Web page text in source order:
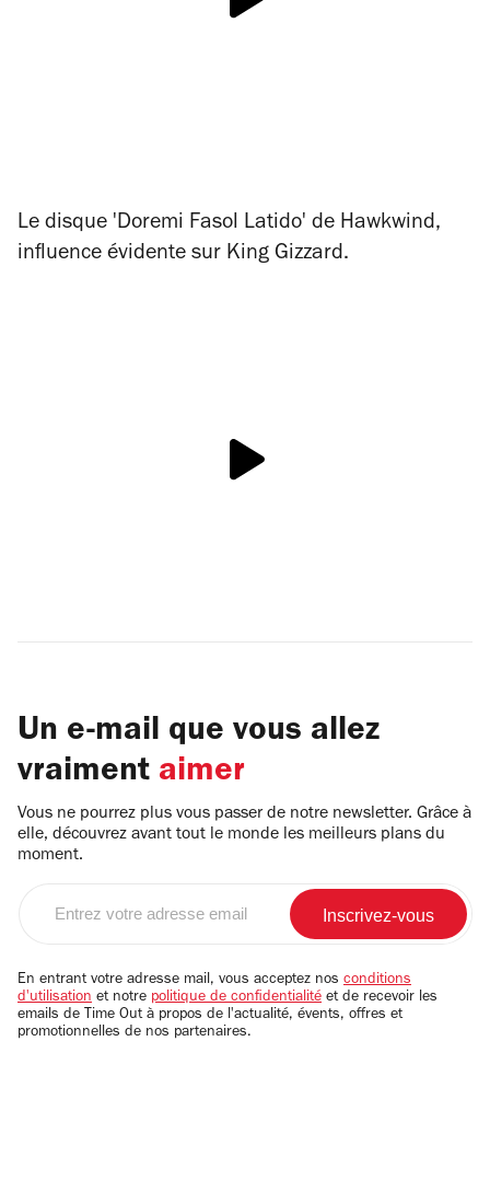
Le disque 'Doremi Fasol Latido' de Hawkwind,
influence évidente sur King Gizzard.
Un e-mail que vous allez
vraiment aimer
Vous ne pourrez plus vous passer de notre newsletter. Grâce à
elle, découvrez avant tout le monde les meilleurs plans du
moment.
email
En entrant votre adresse mail, vous acceptez nos conditions
d'utilisation et notre politique de confidentialité et de recevoir les
emails de Time Out à propos de l'actualité, évents, offres et
promotionnelles de nos partenaires.